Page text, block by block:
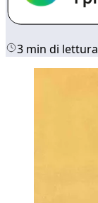
3 min di lettura